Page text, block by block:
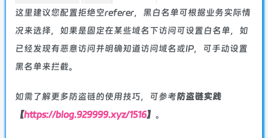
这里建议您配置拒绝空referer，黑白名单可根据业务实际情
况来选择，如果是固定在某些域名下访问可设置白名单，如
已经发现有恶意访问并明确知道访问域名或IP，可手动设置
黑名单来拦截。
如需了解更多防盗链的使用技巧，可参考防盗链实践
【https://blog.929999.xyz/1516】 。